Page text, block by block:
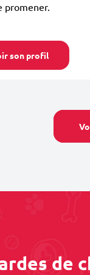
promener.
son profil
de